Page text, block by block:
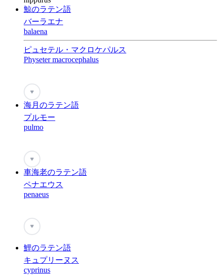
鯨のラテン語
バーラエナ
balaena
ピュセテル・マクロケパルス
Physeter macrocephalus
♥
海月のラテン語
プルモー
pulmo
♥
車海老のラテン語
ペナエウス
penaeus
♥
鯉のラテン語
キュプリーヌス
cyprinus